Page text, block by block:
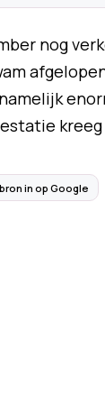
nog
in op Google